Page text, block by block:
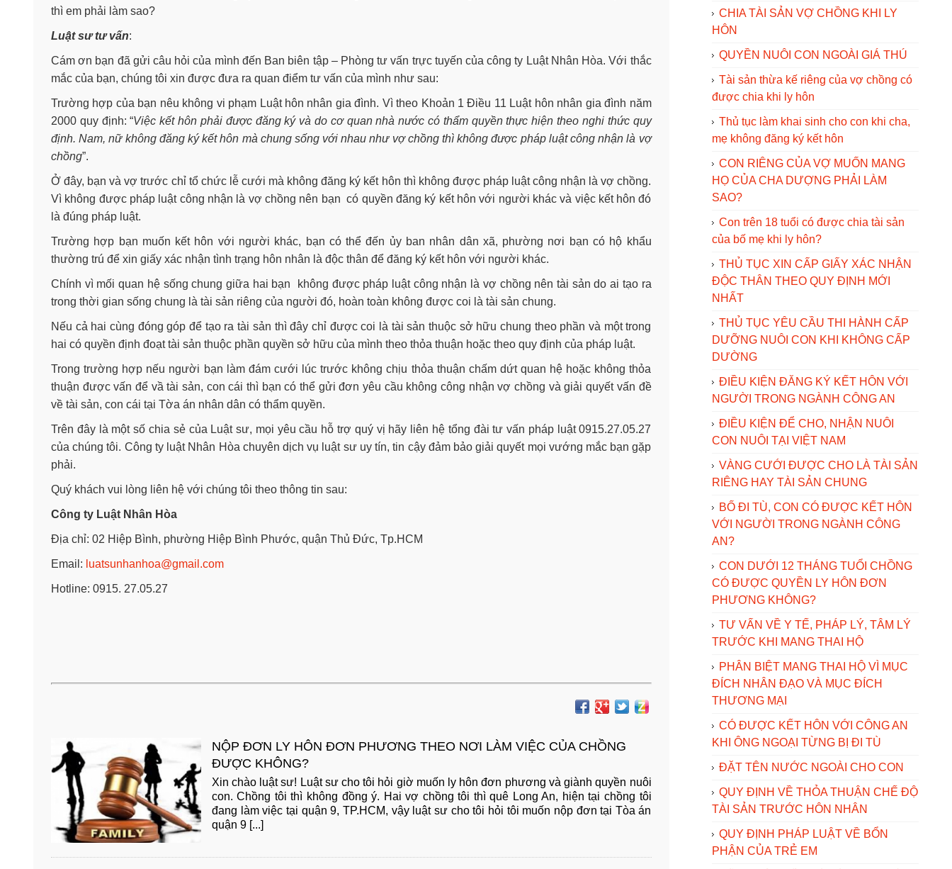
thì em phải làm sao?
Luật sư tư vấn:
Cám ơn bạn đã gửi câu hỏi của mình đến Ban biên tập – Phòng tư vấn trực tuyến của công ty Luật Nhân Hòa. Với thắc
mắc của bạn, chúng tôi xin được đưa ra quan điểm tư vấn của mình như sau:
Trường hợp của bạn nêu không vi phạm Luật hôn nhân gia đình. Vì theo Khoản 1 Điều 11 Luật hôn nhân gia đình năm
2000 quy định: “Việc kết hôn phải được đăng ký và do cơ quan nhà nước có thẩm quyền thực hiện theo nghi thức quy
định. Nam, nữ không đăng ký kết hôn mà chung sống với nhau như vợ chồng thì không được pháp luật công nhận là vợ
chồng”.
Ở đây, bạn và vợ trước chỉ tổ chức lễ cưới mà không đăng ký kết hôn thì không được pháp luật công nhận là vợ chồng.
Vì không được pháp luật công nhận là vợ chồng nên bạn có quyền đăng ký kết hôn với người khác và việc kết hôn đó
là đúng pháp luật.
Trường hợp bạn muốn kết hôn với người khác, bạn có thể đến ủy ban nhân dân xã, phường nơi bạn có hộ khẩu
thường trú để xin giấy xác nhận tình trạng hôn nhân là độc thân để đăng ký kết hôn với người khác.
Chính vì mối quan hệ sống chung giữa hai bạn không được pháp luật công nhận là vợ chồng nên tài sản do ai tạo ra
trong thời gian sống chung là tài sản riêng của người đó, hoàn toàn không được coi là tài sản chung.
Nếu cả hai cùng đóng góp để tạo ra tài sản thì đây chỉ được coi là tài sản thuộc sở hữu chung theo phần và một trong
hai có quyền định đoạt tài sản thuộc phần quyền sở hữu của mình theo thỏa thuận hoặc theo quy định của pháp luật.
Trong trường hợp nếu người bạn làm đám cưới lúc trước không chịu thỏa thuận chấm dứt quan hệ hoặc không thỏa
thuận được vấn để vầ tài sản, con cái thì bạn có thể gửi đơn yêu cầu không công nhận vợ chồng và giải quyết vấn đề
về tài sản, con cái tại Tờa án nhân dân có thẩm quyền.
Trên đây là một số chia sẻ của Luật sư, mọi yêu cầu hỗ trợ quý vị hãy liên hệ tổng đài tư vấn pháp luật 0915.27.05.27
của chúng tôi. Công ty luật Nhân Hòa chuyên dịch vụ luật sư uy tín, tin cậy đảm bảo giải quyết mọi vướng mắc bạn gặp
phải.
Quý khách vui lòng liên hệ với chúng tôi theo thông tin sau:
Công ty Luật Nhân Hòa
Địa chỉ: 02 Hiệp Bình, phường Hiệp Bình Phước, quận Thủ Đức, Tp.HCM
Email: luatsunhanhoa@gmail.com
Hotline: 0915. 27.05.27
NỘP ĐƠN LY HÔN ĐƠN PHƯƠNG THEO NƠI LÀM VIỆC CỦA CHỒNG
ĐƯỢC KHÔNG?
Xin chào luật sư! Luật sư cho tôi hỏi giờ muốn ly hôn đơn phương và giành quyền nuôi
con. Chồng tôi thì không đồng ý. Hai vợ chồng tôi thì quê Long An, hiện tại chồng tôi
đang làm việc tại quận 9, TP.HCM, vậy luật sư cho tôi hỏi tôi muốn nộp đơn tại Tòa án
quận 9 [...]
CHIA TÀI SẢN VỢ CHỒNG KHI LY
HÔN
QUYỀN NUÔI CON NGOÀI GIÁ THÚ
Tài sản thừa kế riêng của vợ chồng có
được chia khi ly hôn
Thủ tục làm khai sinh cho con khi cha,
mẹ không đăng ký kết hôn
CON RIÊNG CỦA VỢ MUỐN MANG
HỌ CỦA CHA DƯỢNG PHẢI LÀM
SAO?
Con trên 18 tuổi có được chia tài sản
của bố mẹ khi ly hôn?
THỦ TỤC XIN CẤP GIẤY XÁC NHẬN
ĐỘC THÂN THEO QUY ĐỊNH MỚI
NHẤT
THỦ TỤC YÊU CẦU THI HÀNH CẤP
DƯỠNG NUÔI CON KHI KHÔNG CẤP
DƯỜNG
ĐIỀU KIỆN ĐĂNG KÝ KẾT HÔN VỚI
NGƯỜI TRONG NGÀNH CÔNG AN
ĐIỀU KIỆN ĐỂ CHO, NHẬN NUÔI
CON NUÔI TẠI VIỆT NAM
VÀNG CƯỚI ĐƯỢC CHO LÀ TÀI SẢN
RIÊNG HAY TÀI SẢN CHUNG
BỐ ĐI TÙ, CON CÓ ĐƯỢC KẾT HÔN
VỚI NGƯỜI TRONG NGÀNH CÔNG
AN?
CON DƯỚI 12 THÁNG TUỔI CHỒNG
CÓ ĐƯỢC QUYỀN LY HÔN ĐƠN
PHƯƠNG KHÔNG?
TƯ VẤN VỀ Y TẾ, PHÁP LÝ, TÂM LÝ
TRƯỚC KHI MANG THAI HỘ
PHÂN BIỆT MANG THAI HỘ VÌ MỤC
ĐÍCH NHÂN ĐẠO VÀ MỤC ĐÍCH
THƯƠNG MẠI
CÓ ĐƯỢC KẾT HÔN VỚI CÔNG AN
KHI ÔNG NGOẠI TỪNG BỊ ĐI TÙ
ĐẶT TÊN NƯỚC NGOÀI CHO CON
QUY ĐỊNH VỀ THỎA THUẬN CHẾ ĐỘ
TÀI SẢN TRƯỚC HÔN NHÂN
QUY ĐỊNH PHÁP LUẬT VỀ BỔN
PHẬN CỦA TRẺ EM